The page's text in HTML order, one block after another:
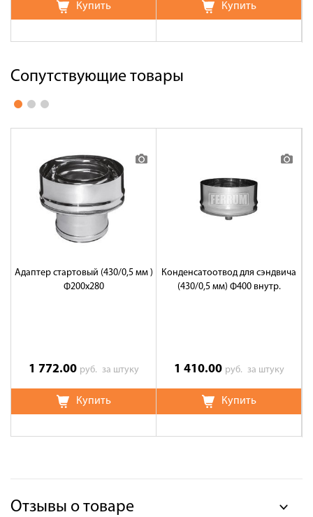
Купить Купить
Сопутствующие товары
Адаптер стартовый (430/0,5 мм )
Ф200х280
1 772.00 руб. за штуку
Купить
Конденсатоотвод для сэндвича
(430/0,5 мм) Ф400 внутр.
1 410.00 руб. за штуку
Купить
Отзывы о товаре